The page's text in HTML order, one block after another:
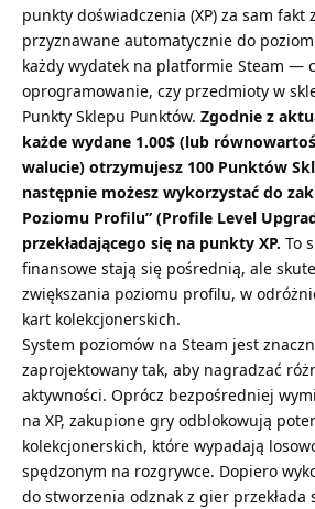
punkty doświadczenia (XP) za sam fakt
przyznawane automatycznie do
każdy wydatek na platformie Steam —
oprogramowanie, czy przedmioty w
Punkty Sklepu Punktów. Zgodnie z
każde wydane 1.00$ (lub
walucie) otrzymujesz 100 Punktów
następnie możesz wykorzystać do
Poziomu Profilu” (Profile Level
przekładającego się na punkty XP. To
finansowe stają się pośrednią, ale
zwiększania poziomu profilu, w
kart kolekcjonerskich.
System poziomów na Steam jest
zaprojektowany tak, aby nagradzać
aktywności. Oprócz bezpośredniej
na XP, zakupione gry odblokowują
kolekcjonerskich, które wypadają
spędzonym na rozgrywce. Dopiero
do stworzenia odznak z gier przekłada